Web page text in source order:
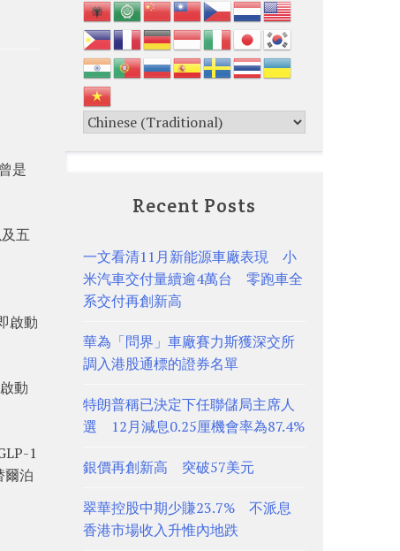
是
五
啟動
動
1
爾泊
Recent Posts
一文看清11月新能源車廠表現 小
米汽車交付量續逾4萬台 零跑車全
系交付再創新高
華為「問界」車廠賽力斯獲深交所
調入港股通標的證券名單
特朗普稱已決定下任聯儲局主席人
選 12月減息0.25厘機會率為87.4%
銀價再創新高 突破57美元
翠華控股中期少賺23.7% 不派息
香港市場收入升惟內地跌